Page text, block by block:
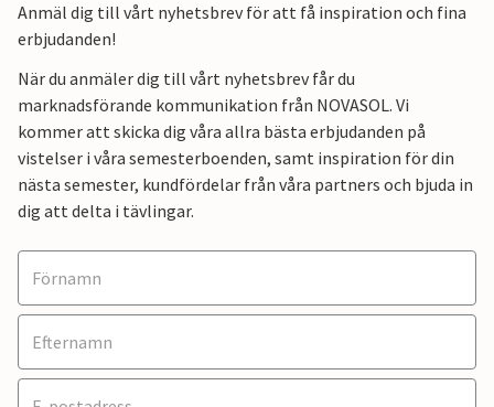
Anmäl dig till vårt nyhetsbrev för att få inspiration och fina
erbjudanden!
När du anmäler dig till vårt nyhetsbrev får du
marknadsförande kommunikation från NOVASOL. Vi
kommer att skicka dig våra allra bästa erbjudanden på
vistelser i våra semesterboenden, samt inspiration för din
nästa semester, kundfördelar från våra partners och bjuda in
dig att delta i tävlingar.